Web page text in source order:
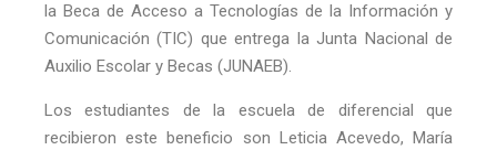
la Beca de Acceso a Tecnologías de la Información y
Comunicación (TIC) que entrega la Junta Nacional de
Auxilio Escolar y Becas (JUNAEB).
Los estudiantes de la escuela de diferencial que
recibieron este beneficio son Leticia Acevedo, María